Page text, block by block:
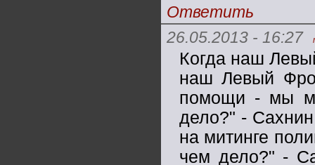
Ответить
26.05.2013 - 16:27
Когда наш
наш Левый
помощи - мы
дело?" -
на митинге
чем дело?" -